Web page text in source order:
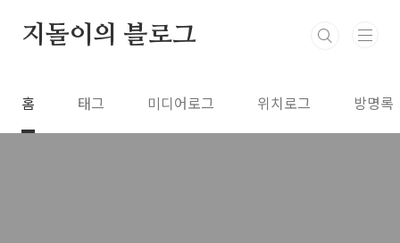
지돌이의 블로그
홈 태그 미디어로그 위치로그 방명록